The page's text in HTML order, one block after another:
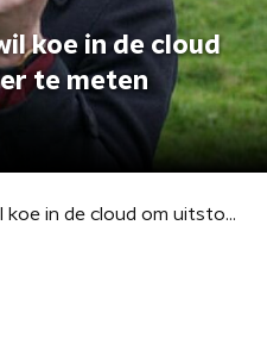
koe in de cloud
te meten
Kringloopboer wil koe in de cloud om uitstoot beter te meten